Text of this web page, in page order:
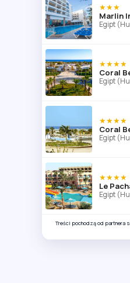
★★★
Marlin
Egipt
★★★★
Egipt
★★★★
Egipt
★★★★
Le
Egipt
Treści pochodzą od partnera